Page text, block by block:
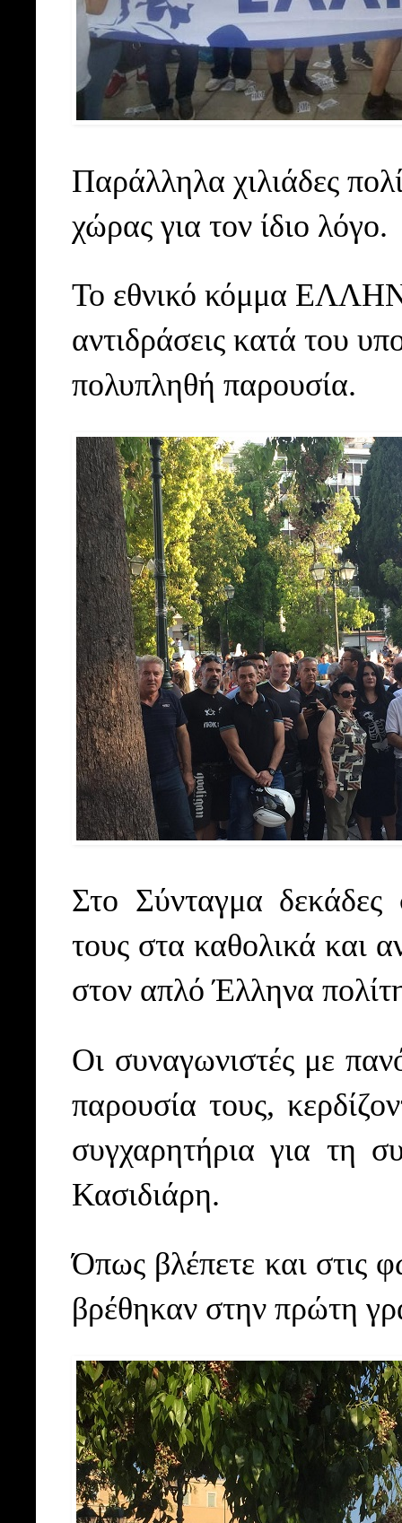
Παράλληλα χιλιάδες
χώρας για τον ίδιο λόγο.
Το εθνικό κόμμα
αντιδράσεις κατά του
πολυπληθή παρουσία.
Στο Σύνταγμα δεκάδες
τους στα καθολικά και
στον απλό Έλληνα
Οι συναγωνιστές με
παρουσία τους,
συγχαρητήρια για τη
Κασιδιάρη.
Όπως βλέπετε και στις
βρέθηκαν στην πρώτη